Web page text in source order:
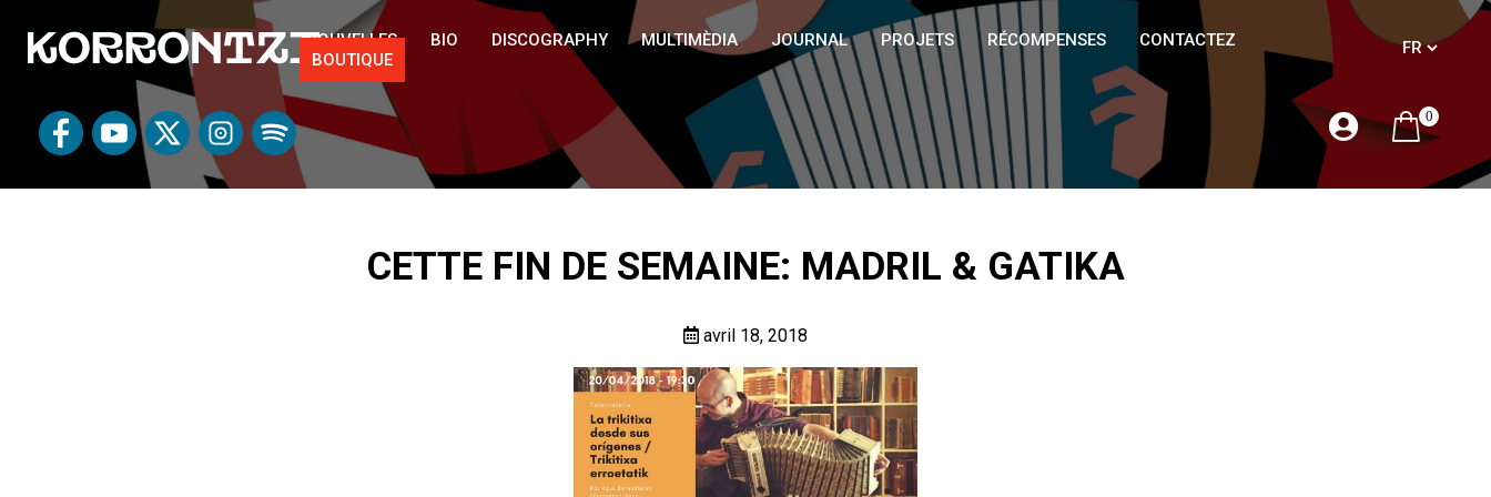
NOUVELLES BIO DISCOGRAPHY MULTIMÈDIA JOURNAL PROJETS RÉCOMPENSES
CONTACTEZ
BOUTIQUE
0
CETTE FIN DE SEMAINE: MADRIL & GATIKA
avril 18, 2018